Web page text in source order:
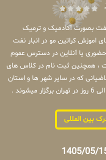
نفت بصورت آکادمیک و ترمیک
اموزش کراتین مو در انبار نفت
یا آنلاین در دسترس عموم
، همچنین ثبت نام در کلاس های
که در سایر شهر ها و استان
بین المللی